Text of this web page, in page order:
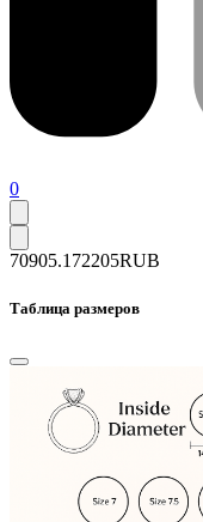
0
70905.1 72205RUB
Таблица размеров